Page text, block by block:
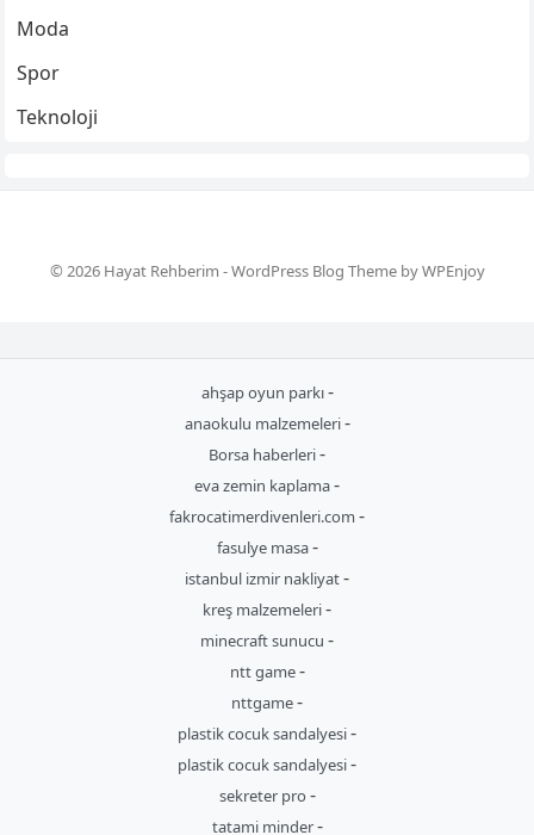
Moda
Spor
Teknoloji
© 2026 Hayat Rehberim -WordPress Blog ThemebyWPEnjoy
ahşap oyun parkı-
anaokulu malzemeleri-
Borsa haberleri-
eva zemin kaplama-
fakrocatimerdivenleri.com -
fasulye masa-
istanbul izmir nakliyat-
kreş malzemeleri-
minecraft sunucu -
ntt game-
nttgame-
plastik cocuk sandalyesi-
plastik cocuk sandalyesi-
sekreter pro -
tatami minder-